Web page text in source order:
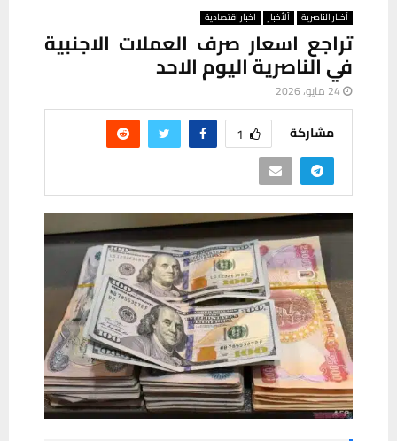
أخبار الناصرية ألأخبار اخبار اقتصادية
تراجع اسعار صرف العملات الاجنبية
في الناصرية اليوم الاحد
24 مايو، 2026
مشاركة 1